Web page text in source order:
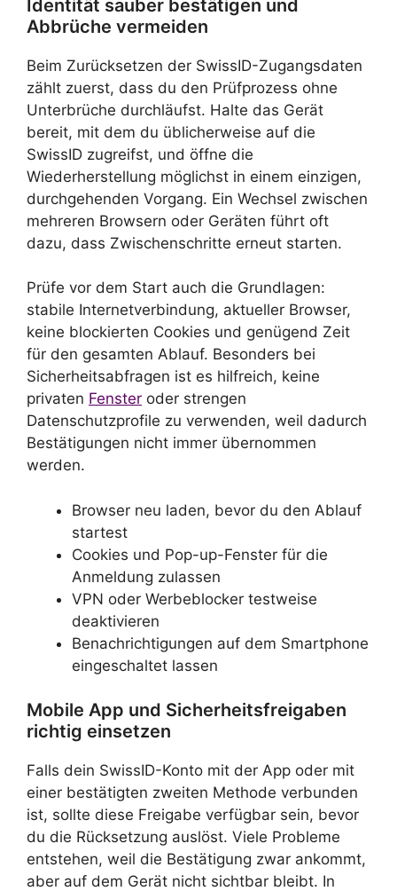
Identität sauber bestätigen und
Abbrüche vermeiden
Beim Zurücksetzen der SwissID-Zugangsdaten
zählt zuerst, dass du den Prüfprozess ohne
Unterbrüche durchläufst. Halte das Gerät
bereit, mit dem du üblicherweise auf die
SwissID zugreifst, und öffne die
Wiederherstellung möglichst in einem einzigen,
durchgehenden Vorgang. Ein Wechsel zwischen
mehreren Browsern oder Geräten führt oft
dazu, dass Zwischenschritte erneut starten.
Prüfe vor dem Start auch die Grundlagen:
stabile Internetverbindung, aktueller Browser,
keine blockierten Cookies und genügend Zeit
für den gesamten Ablauf. Besonders bei
Sicherheitsabfragen ist es hilfreich, keine
privaten Fenster oder strengen
Datenschutzprofile zu verwenden, weil dadurch
Bestätigungen nicht immer übernommen
werden.
Browser neu laden, bevor du den Ablauf
startest
Cookies und Pop-up-Fenster für die
Anmeldung zulassen
VPN oder Werbeblocker testweise
deaktivieren
Benachrichtigungen auf dem Smartphone
eingeschaltet lassen
Mobile App und Sicherheitsfreigaben
richtig einsetzen
Falls dein SwissID-Konto mit der App oder mit
einer bestätigten zweiten Methode verbunden
ist, sollte diese Freigabe verfügbar sein, bevor
du die Rücksetzung auslöst. Viele Probleme
entstehen, weil die Bestätigung zwar ankommt,
aber auf dem Gerät nicht sichtbar bleibt. In